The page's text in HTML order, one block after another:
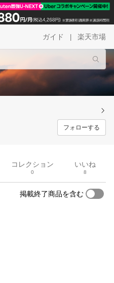
ガイド 楽天市場
フォローする
コレクション
0
いいね
8
掲載終了商品を含む